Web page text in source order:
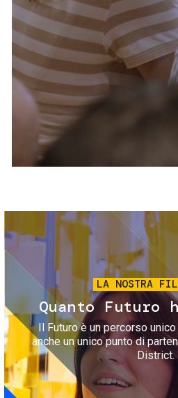
Servizi e accessibilità
Contatti
FAQ
LA NOSTRA
Quanto Futuro
Il Futuro è un percorso unico
anche un unico punto di
District.